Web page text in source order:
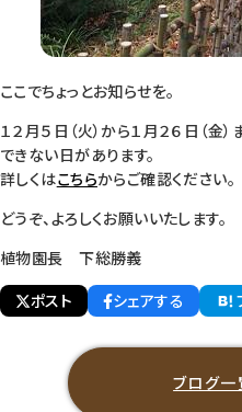
ここでちょっとお知らせを。
１２月５日（火）から１月２６日（
できない日があります。
詳しくはこちらからご確認ください。
どうぞ、よろしくお願いいたします。
植物園長 下総勝義
ポスト
シェアする
ブログ一